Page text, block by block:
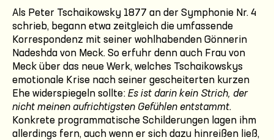
Als Peter Tschaikowsky 1877 an der Symphonie Nr. 4
schrieb, begann etwa zeitgleich die umfassende
Korrespondenz mit seiner wohlhabenden Gönnerin
Nadeshda von Meck. So erfuhr denn auch Frau von
Meck über das neue Werk, welches Tschaikowskys
emotionale Krise nach seiner gescheiterten kurzen
Ehe widerspiegeln sollte: Es ist darin kein Strich, der
nicht meinen aufrichtigsten Gefühlen entstammt.
Konkrete programmatische Schilderungen lagen ihm
allerdings fern, auch wenn er sich dazu hinreißen ließ,